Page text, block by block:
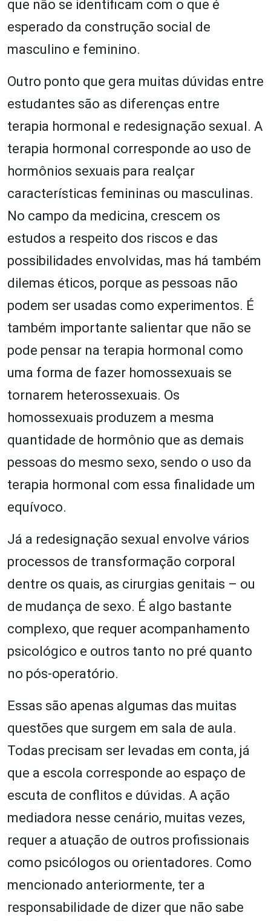
que não se identificam com o que é
esperado da construção social de
masculino e feminino.
Outro ponto que gera muitas dúvidas entre
estudantes são as diferenças entre
terapia hormonal e redesignação sexual. A
terapia hormonal corresponde ao uso de
hormônios sexuais para realçar
características femininas ou masculinas.
No campo da medicina, crescem os
estudos a respeito dos riscos e das
possibilidades envolvidas, mas há também
dilemas éticos, porque as pessoas não
podem ser usadas como experimentos. É
também importante salientar que não se
pode pensar na terapia hormonal como
uma forma de fazer homossexuais se
tornarem heterossexuais. Os
homossexuais produzem a mesma
quantidade de hormônio que as demais
pessoas do mesmo sexo, sendo o uso da
terapia hormonal com essa finalidade um
equívoco.
Já a redesignação sexual envolve vários
processos de transformação corporal
dentre os quais, as cirurgias genitais – ou
de mudança de sexo. É algo bastante
complexo, que requer acompanhamento
psicológico e outros tanto no pré quanto
no pós-operatório.
Essas são apenas algumas das muitas
questões que surgem em sala de aula.
Todas precisam ser levadas em conta, já
que a escola corresponde ao espaço de
escuta de conflitos e dúvidas. A ação
mediadora nesse cenário, muitas vezes,
requer a atuação de outros profissionais
como psicólogos ou orientadores. Como
mencionado anteriormente, ter a
responsabilidade de dizer que não sabe